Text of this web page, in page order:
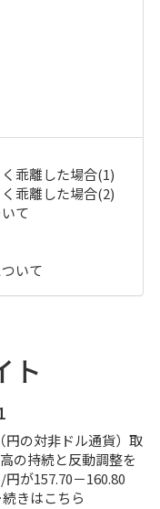
乖離した場合(1)
乖離した場合(2)
て
いて
ト
の対非ドル通貨）取
の持続と反動調整を
が157.70－160.80
続きはこちら